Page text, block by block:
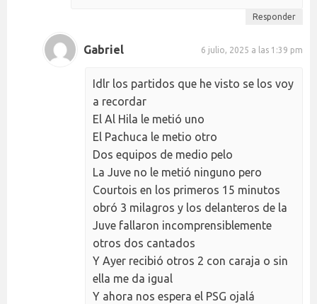
Responder
Gabriel 6 julio, 2025 a las 1:39 pm
Idlr los partidos que he visto se los voy
a recordar
El Al Hila le metió uno
El Pachuca le metio otro
Dos equipos de medio pelo
La Juve no le metió ninguno pero
Courtois en los primeros 15 minutos
obró 3 milagros y los delanteros de la
Juve fallaron incomprensiblemente
otros dos cantados
Y Ayer recibió otros 2 con caraja o sin
ella me da igual
Y ahora nos espera el PSG ojalá